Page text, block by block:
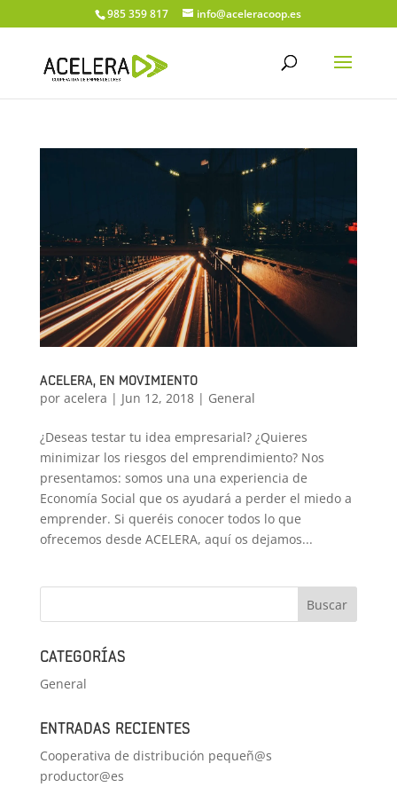
985 359 817 info@aceleracoop.es
ACELERA, EN MOVIMIENTO
por acelera | Jun 12, 2018| General
¿Deseas testar tu idea empresarial? ¿Quieres
minimizar los riesgos del emprendimiento? Nos
presentamos: somos una una experiencia de
Economía Social que os ayudará a perder el miedo a
emprender. Si queréis conocer todos lo que
ofrecemos desde ACELERA, aquí os dejamos...
CATEGORÍAS
General
ENTRADAS RECIENTES
Cooperativa de distribución pequeñ@s
productor@es